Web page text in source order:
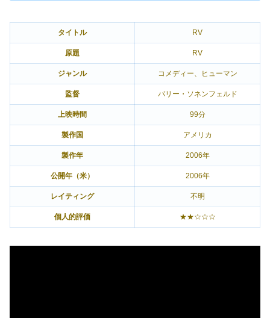
タイトル RV
原題 RV
ジャンル コメディー、ヒューマン
監督 バリー・ソネンフェルド
上映時間 99分
製作国 アメリカ
製作年 2006年
公開年（米） 2006年
レイティング 不明
個人的評価 ★★☆☆☆